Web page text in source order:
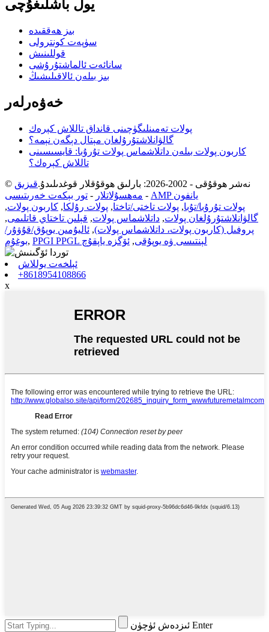
يول باشلىغۇچى
بىز ھەققىدە
سۈپەت كونترولى
قوللىنىش
سانائەت ئالماشتۇرۇشى
بىز بىلەن ئالاقىلىشىڭ
خەۋەرلەر
پولات تەمىنلىگۈچىنى قانداق تاللاش كېرەك
گالۋانلاشتۇرۇلغان مېتال دېگەن نېمە؟
كاربون پولات بىلەن داتلاشماس پولات تۇرۇبا: قايسىسىنى
تاللاش كېرەك؟
© نەشر ھوقۇقى - 2002-2026: بارلىق ھوقۇقلار قوغدىلىدۇ.
قىزىق
مەھسۇلاتلار - تور بېكەت خەرىتىسى -
AMP يانفون
پولات تۇرۇبا/تۇبا, پولات تاختى/تاختا, پولات رۇلكا, كاربون پولات,
گالۋانلاشتۇرۇلغان پولات, داتلاشماس پولات, قېلىن تاختاي قاتلىمى,
پروفىل (كاربون پولات، داتلاشماس پولات), ئاليۇمىن يوپۇق/قۇۋۇر/
بوغۇم, PPGI PPGL لېنتىسى ۋە يوپۇقى, ئۆگزە ياپقۇچ
ئېلخەت يوللاش
+8618954108866
x
ئىزدەش ئۈچۈن Enter